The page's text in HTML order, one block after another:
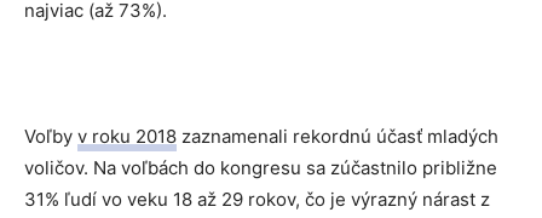
najviac (až 73%).
Voľby v roku 2018 zaznamenali rekordnú účasť mladých
voličov. Na voľbách do kongresu sa zúčastnilo približne
31% ľudí vo veku 18 až 29 rokov, čo je výrazný nárast z